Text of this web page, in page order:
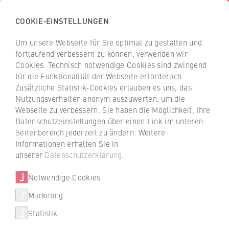
Z
u
ü
k
u
S
a
H
c
h
s
c
h
u
l
e
f
r
W
i
r
Z
u
r
ü
c
k
z
u
r
t
a
t
Studiengänge
Weitere Studienangebote
International studieren
COOKIE-EINSTELLUNGEN
Um unsere Webseite für Sie optimal zu gestalten und
fortlaufend verbessern zu können, verwenden wir
Cookies. Technisch notwendige Cookies sind zwingend
für die Funktionalität der Webseite erforderlich.
Zusätzliche Statistik-Cookies erlauben es uns, das
Nutzungsverhalten anonym auszuwerten, um die
Webseite zu verbessern. Sie haben die Möglichkeit, Ihre
Datenschutzeinstellungen über einen Link im unteren
Seitenbereich jederzeit zu ändern. Weitere
Informationen erhalten Sie in
unserer Datenschutzerklärung
Notwendige Cookies
Marketing
Statistik